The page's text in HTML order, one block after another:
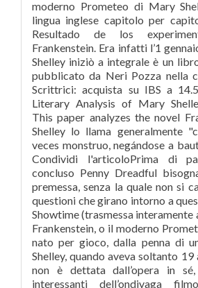
moderno Prometeo di Mary
lingua inglese capitolo per
Resultado de los
Frankenstein. Era infatti l’1
Shelley iniziò a integrale è un
pubblicato da Neri Pozza nella
Scrittrici: acquista su IBS a
Literary Analysis of Mary
This paper analyzes the novel
Shelley lo llama generalmente
veces monstruo, negándose a
Condividi l'articoloPrima di
concluso Penny Dreadful
premessa, senza la quale non si
questioni che girano intorno a
Showtime (trasmessa interamente
Frankenstein, o il moderno
nato per gioco, dalla penna di
Shelley, quando aveva soltanto
non è dettata dall’opera in
interessanti dell’ondivaga